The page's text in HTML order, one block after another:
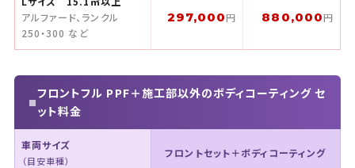
アルファード、ランクル
250・300 など
297,000円 880,000円
フロントフル PPF＋施工部以外のボディコーティング セ
ット料金
車両サイズ
（目安車種）
フロントセット＋ボディコーティング